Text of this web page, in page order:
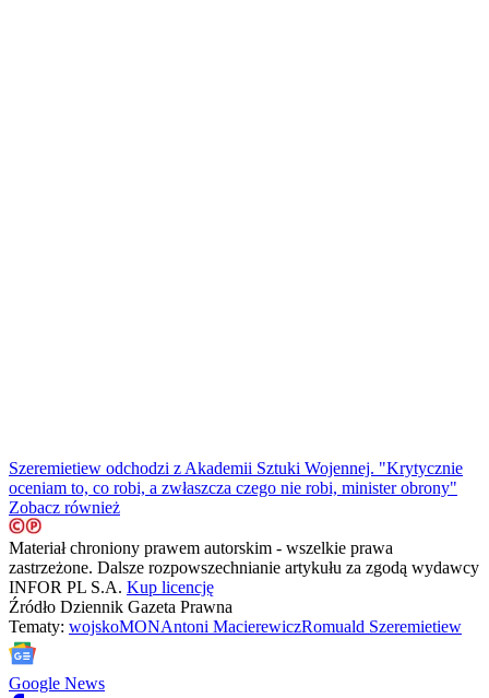
Szeremietiew odchodzi z Akademii Sztuki Wojennej. "Krytycznie
oceniam to, co robi, a zwłaszcza czego nie robi, minister obrony"
Zobacz również
Materiał chroniony prawem autorskim - wszelkie prawa
zastrzeżone. Dalsze rozpowszechnianie artykułu za zgodą wydawcy
INFOR PL S.A. Kup licencję
Źródło Dziennik Gazeta Prawna
Tematy: wojskoMONAntoni MacierewiczRomuald Szeremietiew
Google News